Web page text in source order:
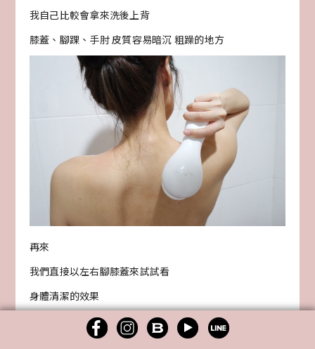
我自己比較會拿來洗後上背
膝蓋、腳踝、手肘 皮質容易暗沉 粗躁的地方
再來
我們直接以左右腳膝蓋來試試看
身體清潔的效果
使用的是盒裝中附贈的身體去角質微晶凝膠